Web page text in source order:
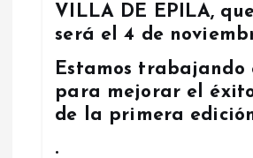
VILLA DE EPILA,
será el 4 de
Estamos trabajando
para mejorar el
de la primera
.